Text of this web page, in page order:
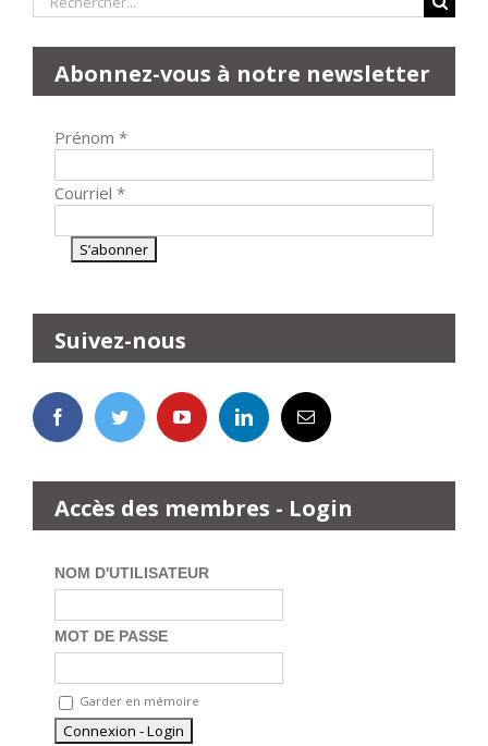
Abonnez-vous à notre newsletter
Prénom *
Courriel *
Suivez-nous
Accès des membres - Login
NOM D'UTILISATEUR
MOT DE PASSE
Garder en mémoire